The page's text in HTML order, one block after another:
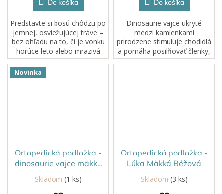
Do košíka
Predstavte si bosú chôdzu po
jemnej, osviežujúcej tráve –
bez ohľadu na to, či je vonku
horúce leto alebo mrazivá
zima. So zakončovacími
dielmi ortopedických
podložiek MUFFIK s
Do košíka
Dinosaurie vajce ukryté
medzi kamienkami
prirodzene stimuluje chodidlá
a pomáha posilňovať členky,
kolená aj stred tela už u
Novinka
Ortopedická podložka -
dinosaurie vajce mäkké
Pastelovo modrá
Skladom (1 ks)
Ortopedická podložka -
Lúka Mäkká Béžová
Skladom (3 ks)